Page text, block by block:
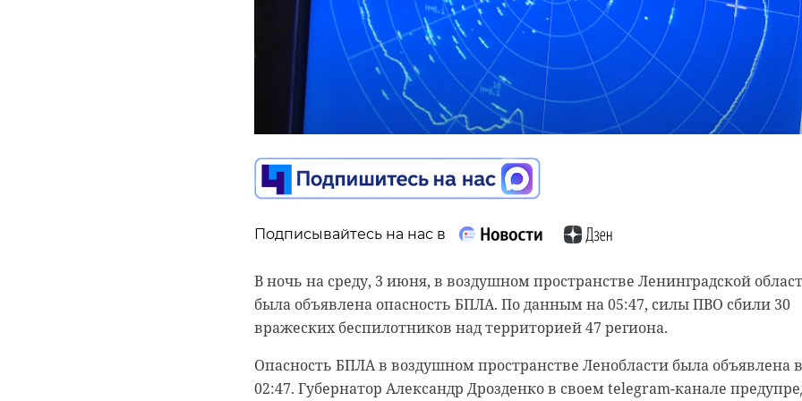
Подписывайтесь на нас в
В ночь на среду, 3 июня, в воздушном пространстве Ленинградской
была объявлена опасность БПЛА. По данным на 05:47, силы ПВО сбили 30
вражеских беспилотников над территорией 47 региона.
Опасность БПЛА в воздушном пространстве Ленобласти была объявлена в
02:47. Губернатор Александр Дрозденко в своем telegram-канале
Во вторник, 2 июня, в Тихвине в последний путь проводили участника
специальной военной операции Сергея Хихича, который погиб в ноябре
года. Его похоронили под залпы почетного караула, сообщила пресс-служба
администрации Тихвинского района.
Подписывайтесь на нас в
Гатчине, объявил шорт-лист конкурсной программы. Участниками смотра